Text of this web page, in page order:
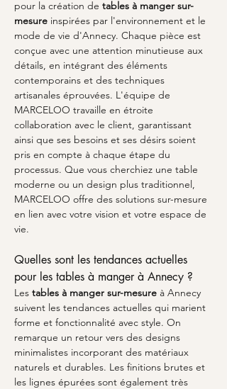
pour la création de tables à manger sur-
mesure inspirées par l'environnement et le
mode de vie d'Annecy. Chaque pièce est
conçue avec une attention minutieuse aux
détails, en intégrant des éléments
contemporains et des techniques
artisanales éprouvées. L'équipe de
MARCELOO travaille en étroite
collaboration avec le client, garantissant
ainsi que ses besoins et ses désirs soient
pris en compte à chaque étape du
processus. Que vous cherchiez une table
moderne ou un design plus traditionnel,
MARCELOO offre des solutions sur-mesure
en lien avec votre vision et votre espace de
vie.
Quelles sont les tendances actuelles
pour les tables à manger à Annecy ?
Les tables à manger sur-mesure à Annecy
suivent les tendances actuelles qui marient
forme et fonctionnalité avec style. On
remarque un retour vers des designs
minimalistes incorporant des matériaux
naturels et durables. Les finitions brutes et
les lignes épurées sont également très